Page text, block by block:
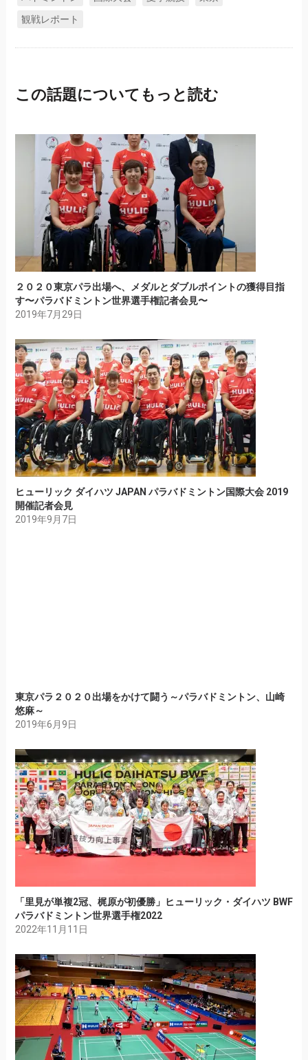
観戦レポート
この話題についてもっと読む
２０２０東京パラ出場へ、メダルとダブルポイントの獲得目指
す〜パラバドミントン世界選手権記者会見〜
2019年7月29日
ヒューリック ダイハツ JAPAN パラバドミントン国際大会 2019
開催記者会見
2019年9月7日
東京パラ２０２０出場をかけて闘う～パラバドミントン、山崎
悠麻～
2019年6月9日
「里見が単複2冠、梶原が初優勝」ヒューリック・ダイハツ BWF
パラバドミントン世界選手権2022
2022年11月11日